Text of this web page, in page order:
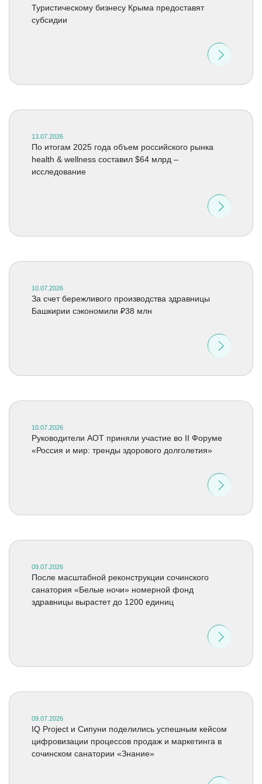
Туристическому бизнесу Крыма предоставят
субсидии
13.07.2026
По итогам 2025 года объем российского рынка
health & wellness составил $64 млрд –
исследование
10.07.2026
За счет бережливого производства здравницы
Башкирии сэкономили ₽38 млн
10.07.2026
Руководители АОТ приняли участие во II Форуме
«Россия и мир: тренды здорового долголетия»
09.07.2026
После масштабной реконструкции сочинского
санатория «Белые ночи» номерной фонд
здравницы вырастет до 1200 единиц
09.07.2026
IQ Project и Сипуни поделились успешным кейсом
цифровизации процессов продаж и маркетинга в
сочинском санатории «Знание»